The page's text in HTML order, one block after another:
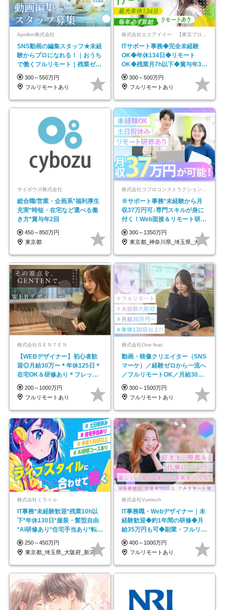
Apollon株式会社
SNS動画の編集スタッフ★未経
験からプロになれる！｜おうち
で働くフルリモート｜残業ゼロ
で18時退勤◎
300～550万円
フルリモートあり
ITサポート事務◆完全未経験
OK◆年休134日◆リモート
OK◆残業月7h以下◆賞与年3回
◆5年目まで必ず昇給
300～500万円
フルリモートあり
サイボウズ株式会社
総合職/営業・企画系*福利厚生
充実*時短・在宅など選べる働
き方*賞与年2回
450～850万円
東京都
※サポート事務*未経験から月
収37万円可♪専門スキルが身に
付く！Web面接＆リモート研修
も充実♪/a
300～1350万円
東京都_神奈川県_埼玉県_大阪府_愛知県…
株式会社ＧＥＮＴＥＮ
【WEBデザイナー】初⼼者歓
迎◎⽉給30万〜＊年休125⽇＊
在宅OK＆研修あり＊フレック
ス
200～1000万円
フルリモートあり
株式会社One feat.
動画・映像クリエイター（SNS
マーケ）／経験ゼロから一流へ
／フルリモートOK／月給30万
円～／年休130日以上
300～1500万円
フルリモートあり
株式会社ミライル
IT事務*未経験歓迎*残業10h以
下*年休130日*服装・髪型自由
*AI研修あり*住宅手当あり*転勤
なし
250～450万円
東京都_埼玉県_大阪府_新潟県_福岡県
株式会社Vuetech
IT事務職・Webデザイナー｜未
経験歓迎◆約1年間の研修◆月
給35万円も可◆副業・フルリモ
ート可◆年休126日
400～1000万円
フルリモートあり